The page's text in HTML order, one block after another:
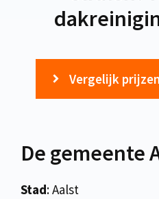
Vergelijk
De gemeente
Stad: Aalst